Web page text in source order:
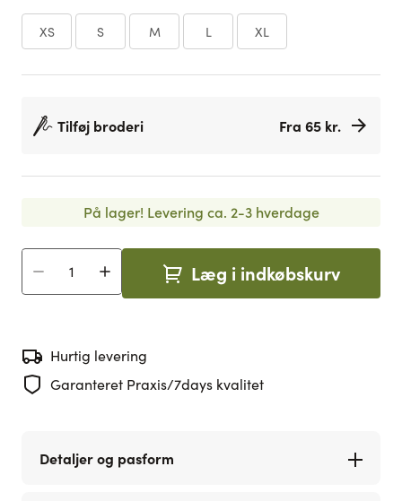
XS S M L XL
Tilføj broderi Fra 65 kr.
På lager! Levering ca. 2-3 hverdage
Antal Læg i indkøbskurv
Hurtig levering
Garanteret Praxis/7days kvalitet
Detaljer og pasform